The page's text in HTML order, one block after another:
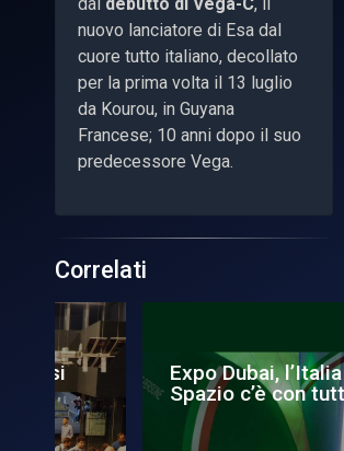
nuovo lanciatore di Esa dal
cuore tutto italiano, decollato
per la prima volta il 13 luglio
da Kourou, in Guyana
Francese; 10 anni dopo il suo
predecessore Vega.
Correlati
Expo Dubai, l’Italia dello
Spazio c’è con tutte le s...